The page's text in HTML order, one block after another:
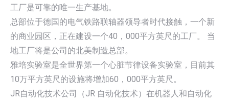
工厂是可靠的唯一生产基地。
总部位于德国的电气铁路联轴器领导者时代接触，一个新
的商业园区，正在建设一个40，000平方英尺的工厂。 当
地工厂将是公司的北美制造总部。
雅培实验室是全世界第一个心脏节律设备实验室，目前其
10万平方英尺的设施将增加60，000平方英尺。
JR自动化技术公司（JR 自动化技术）在机器人和自动化